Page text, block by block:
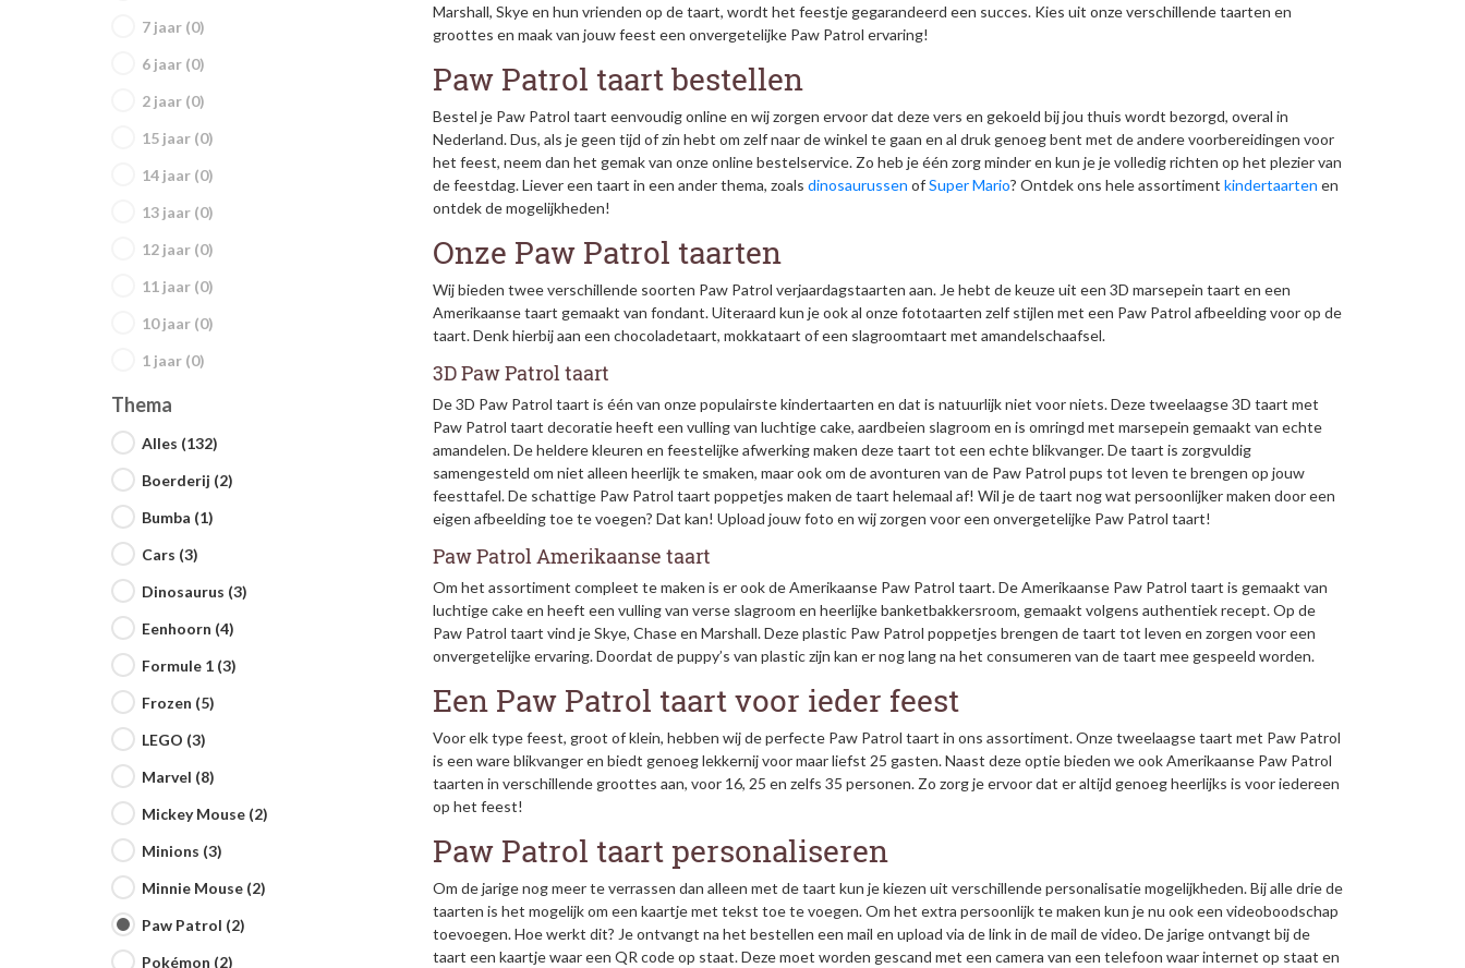
7 jaar (0)
6 jaar (0)
2 jaar (0)
15 jaar (0)
14 jaar (0)
13 jaar (0)
12 jaar (0)
11 jaar (0)
10 jaar (0)
1 jaar (0)
Thema
Alles (132)
Boerderij (2)
Bumba (1)
Cars (3)
Dinosaurus (3)
Eenhoorn (4)
Formule 1 (3)
Frozen (5)
LEGO (3)
Marvel (8)
Mickey Mouse (2)
Minions (3)
Minnie Mouse (2)
Paw Patrol (2)
Pokémon (2)
Marshall, Skye en hun vrienden op de taart, wordt het feestje gegarandeerd een succes. Kies uit onze verschillende taarten en
groottes en maak van jouw feest een onvergetelijke Paw Patrol ervaring!
Paw Patrol taart bestellen
Bestel je Paw Patrol taart eenvoudig online en wij zorgen ervoor dat deze vers en gekoeld bij jou thuis wordt bezorgd, overal in
Nederland. Dus, als je geen tijd of zin hebt om zelf naar de winkel te gaan en al druk genoeg bent met de andere voorbereidingen voor
het feest, neem dan het gemak van onze online bestelservice. Zo heb je één zorg minder en kun je je volledig richten op het plezier van
de feestdag. Liever een taart in een ander thema, zoals dinosaurussen ofSuper Mario? Ontdek ons hele assortiment kindertaarten en
ontdek de mogelijkheden!
Onze Paw Patrol taarten
Wij bieden twee verschillende soorten Paw Patrol verjaardagstaarten aan. Je hebt de keuze uit een 3D marsepein taart en een
Amerikaanse taart gemaakt van fondant. Uiteraard kun je ook al onze fototaarten zelf stijlen met een Paw Patrol afbeelding voor op de
taart. Denk hierbij aan een chocoladetaart, mokkataart of een slagroomtaart met amandelschaafsel.
3D Paw Patrol taart
De 3D Paw Patrol taart is één van onze populairste kindertaarten en dat is natuurlijk niet voor niets. Deze tweelaagse 3D taart met
Paw Patrol taart decoratie heeft een vulling van luchtige cake, aardbeien slagroom en is omringd met marsepein gemaakt van echte
amandelen. De heldere kleuren en feestelijke afwerking maken deze taart tot een echte blikvanger. De taart is zorgvuldig
samengesteld om niet alleen heerlijk te smaken, maar ook om de avonturen van de Paw Patrol pups tot leven te brengen op jouw
feesttafel. De schattige Paw Patrol taart poppetjes maken de taart helemaal af! Wil je de taart nog wat persoonlijker maken door een
eigen afbeelding toe te voegen? Dat kan! Upload jouw foto en wij zorgen voor een onvergetelijke Paw Patrol taart!
Paw Patrol Amerikaanse taart
Om het assortiment compleet te maken is er ook de Amerikaanse Paw Patrol taart. De Amerikaanse Paw Patrol taart is gemaakt van
luchtige cake en heeft een vulling van verse slagroom en heerlijke banketbakkersroom, gemaakt volgens authentiek recept. Op de
Paw Patrol taart vind je Skye, Chase en Marshall. Deze plastic Paw Patrol poppetjes brengen de taart tot leven en zorgen voor een
onvergetelijke ervaring. Doordat de puppy’s van plastic zijn kan er nog lang na het consumeren van de taart mee gespeeld worden.
Een Paw Patrol taart voor ieder feest
Voor elk type feest, groot of klein, hebben wij de perfecte Paw Patrol taart in ons assortiment. Onze tweelaagse taart met Paw Patrol
is een ware blikvanger en biedt genoeg lekkernij voor maar liefst 25 gasten. Naast deze optie bieden we ook Amerikaanse Paw Patrol
taarten in verschillende groottes aan, voor 16, 25 en zelfs 35 personen. Zo zorg je ervoor dat er altijd genoeg heerlijks is voor iedereen
op het feest!
Paw Patrol taart personaliseren
Om de jarige nog meer te verrassen dan alleen met de taart kun je kiezen uit verschillende personalisatie mogelijkheden. Bij alle drie de
taarten is het mogelijk om een kaartje met tekst toe te voegen. Om het extra persoonlijk te maken kun je nu ook een videoboodschap
toevoegen. Hoe werkt dit? Je ontvangt na het bestellen een mail en upload via de link in de mail de video. De jarige ontvangt bij de
taart een kaartje waar een QR code op staat. Deze moet worden gescand met een camera van een telefoon waar internet op staat en